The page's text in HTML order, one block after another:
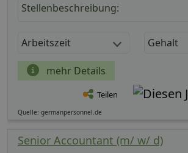
Stellenbeschreibung:
Arbeitszeit Gehalt
mehr Details
Teilen
Quelle: germanpersonnel.de
Senior Accountant (m/ w/ d)